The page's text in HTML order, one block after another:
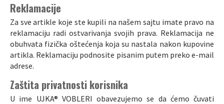
Reklamacije
Za sve artikle koje ste kupili na našem sajtu imate pravo na
reklamaciju radi ostvarivanja svojih prava. Reklamacija ne
obuhvata fizička oštećenja koja su nastala nakon kupovine
artikla. Reklamaciju podnosite pisanim putem preko e-mail
adrese.
Zaštita privatnosti korisnika
U ime UJKA® VOBLERI obavezujemo se da ćemo čuvati